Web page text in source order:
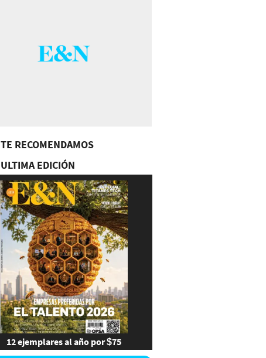
TE RECOMENDAMOS
ULTIMA EDICIÓN
12 ejemplares al año por $75